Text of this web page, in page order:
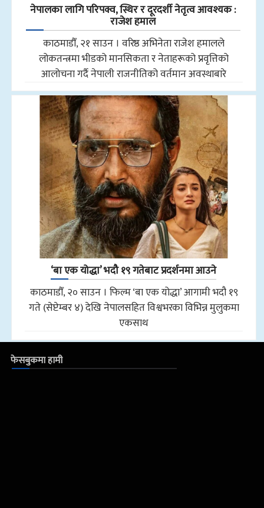
नेपालका लागि परिपक्व, स्थिर र दूरदर्शी नेतृत्व आवश्यक :
राजेश हमाल
काठमाडौँ, २१ साउन । वरिष्ठ अभिनेता राजेश हमालले
लोकतन्त्रमा भीडको मानसिकता र नेताहरूको प्रवृत्तिको
आलोचना गर्दै नेपाली राजनीतिको वर्तमान अवस्थाबारे
‘बा एक योद्धा’ भदौ १९ गतेबाट प्रदर्शनमा आउने
काठमाडौँ, २० साउन । फिल्म ‘बा एक योद्धा’ आगामी भदौ १९
गते (सेप्टेम्बर ४) देखि नेपालसहित विश्वभरका विभिन्न मुलुकमा
एकसाथ
फेसबुकमा हामी